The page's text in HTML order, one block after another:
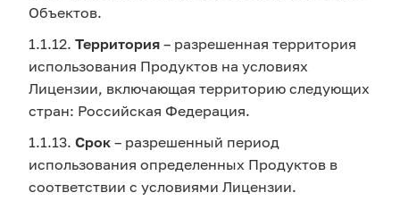
Объектов.
1.1.12. Территория – разрешенная территория
использования Продуктов на условиях
Лицензии, включающая территорию следующих
стран: Российская Федерация.
1.1.13. Срок – разрешенный период
использования определенных Продуктов в
соответствии с условиями Лицензии.